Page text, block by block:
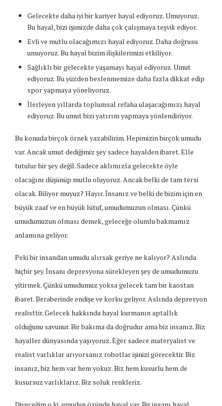
Gelecekte daha iyi bir kariyer hayal ediyoruz. Umuyoruz.
Bu hayal, bizi işimizde daha çok çalışmaya teşvik ediyor.
Evli ve mutlu olacağımızı hayal ediyoruz. Daha doğrusu
umuyoruz. Bu hayal bizim ilişkilerimizi etkiliyor.
Sağlıklı bir gelecekte yaşamayı hayal ediyoruz. Umut
ediyoruz. Bu yüzden beslenmemize daha fazla dikkat edip
spor yapmaya yöneliyoruz.
İlerleyen yıllarda toplumsal refaha ulaşacağımızı hayal
ediyoruz. Bu umut bizi yatırım yapmaya yönlendiriyor.
Bu konuda birçok örnek yazabilirim. Hepimizin birçok umudu
var. Ancak umut dediğimiz şey sadece hayalden ibaret. Elle
tutulur bir şey değil. Sadece aklımızla gelecekte öyle
olacağını düşünüp mutlu oluyoruz. Ancak belki de tam tersi
olacak. Biliyor muyuz? Hayır. İnsanız ve belki de bizim için en
büyük zaaf ve en büyük lütuf, umudumuzun olması. Çünkü
umudumuzun olması demek, geleceğe olumlu bakmamız
anlamına geliyor.
Peki bir insandan umudu alırsak geriye ne kalıyor? Aslında
hiçbir şey. İnsanı depresyona sürekleyen şey de umudumuzu
yitirmek. Çünkü umudumuz yoksa gelecek tam bir kaostan
ibaret. Beraberinde endişe ve korku geliyor. Aslında depresyon
realisttir. Gelecek hakkında hayal kurmanın aptallık
olduğunu savunur. Bir bakıma da doğrudur ama biz insanız. Biz
hayaller dünyasında yaşıyoruz. Eğer sadece materyalist ve
realist varlıklar arıyorsanız robotlar işinizi görecektir. Biz
insanız, biz hem var hem yokuz. Biz hem kusurlu hem de
kusursuz varlıklarız. Biz soluk renkleriz.